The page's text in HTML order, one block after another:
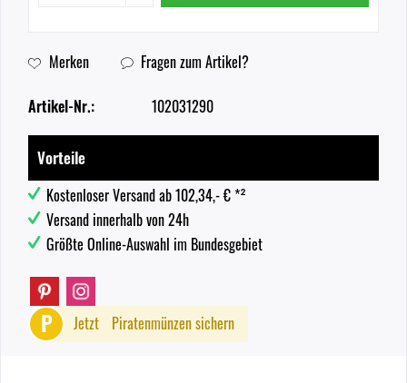
Merken Fragen zum Artikel?
Artikel-Nr.: 102031290
Vorteile
Kostenloser Versand ab 102,34,- € *²
Versand innerhalb von 24h
Größte Online-Auswahl im Bundesgebiet
P Jetzt Piratenmünzen sichern